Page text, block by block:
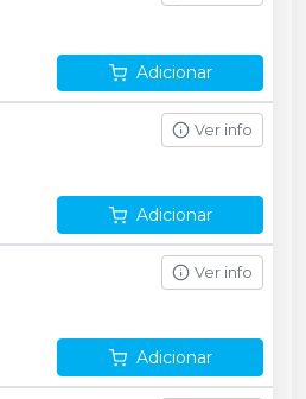
Adicionar
Ver info
Adicionar
Ver info
Adicionar